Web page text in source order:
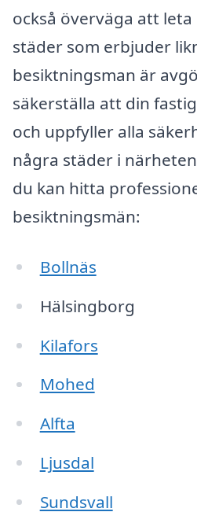
också överväga att
städer som erbjuder
besiktningsman är
säkerställa att din
och uppfyller alla
några städer i
du kan hitta
besiktningsmän:
Bollnäs
Hälsingborg
Kilafors
Mohed
Alfta
Ljusdal
Sundsvall